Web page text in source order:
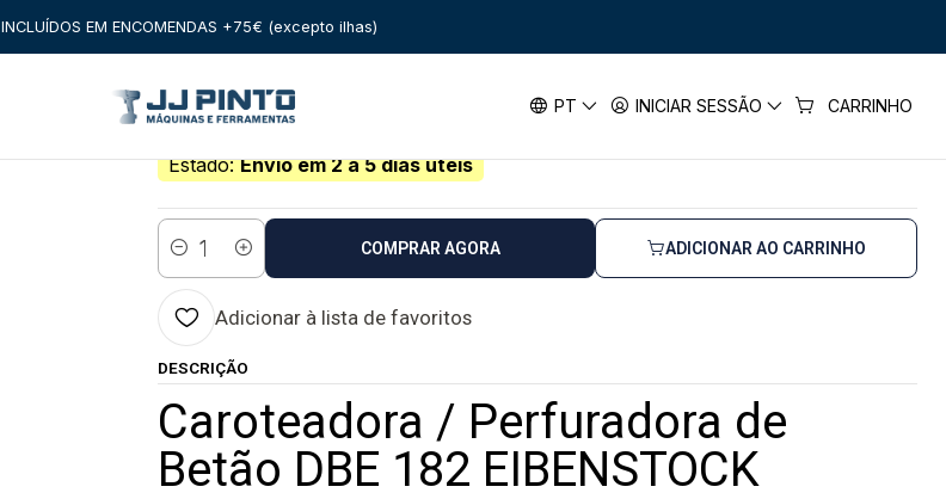
PT INICIAR SESSÃO CARRINHO
INCLUÍDOS EM ENCOMENDAS +75€ (excepto ilhas)
CAROTEADORAS Caroteadora / Perfuradora de Betão DBE 182 EIBENSTOCK
Caroteadora / Perfuradora de Betão DBE 182
EIBENSTOCK
Estado:Envio em 2 a 5 dias úteis
Quantidade
ADICIONAR AO CARRINHO
COMPRAR AGORA
Adicionar à lista de favoritos
DESCRIÇÃO
Caroteadora / Perfuradora de
Betão DBE 182 EIBENSTOCK